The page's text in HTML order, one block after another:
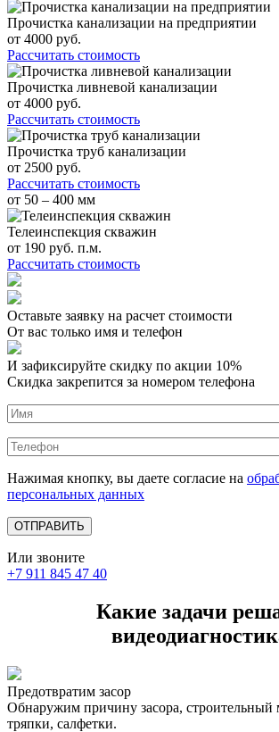
Прочистка канализации на предприятии
от 4000 руб.
Рассчитать стоимость
Прочистка ливневой канализации
от 4000 руб.
Рассчитать стоимость
Прочистка труб канализации
от 2500 руб.
Рассчитать стоимость
от 50 – 400 мм
Телеинспекция скважин
от 190 руб. п.м.
Рассчитать стоимость
Оставьте заявку на расчет стоимости
От вас только имя и телефон
И зафиксируйте скидку по акции 10%
Скидка закрепится за номером телефона
Нажимая кнопку, вы даете согласие на
персональных данных
Или звоните
+7 911 845 47 40
Какие задачи
Предотвратим засор
Обнаружим причину засора, cтроительный
тряпки, салфетки.